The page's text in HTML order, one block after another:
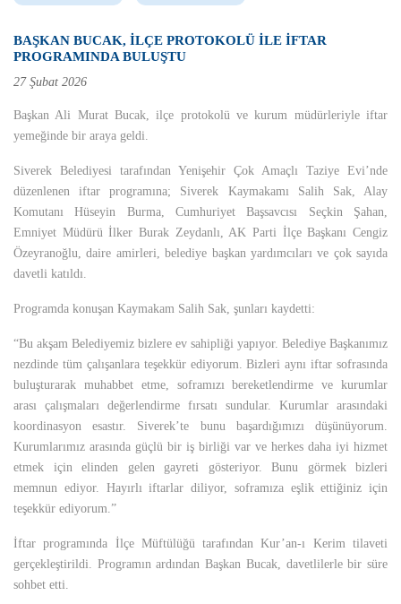
BAŞKAN BUCAK, İLÇE PROTOKOLÜ İLE İFTAR
PROGRAMINDA BULUŞTU
27 Şubat 2026
Başkan Ali Murat Bucak, ilçe protokolü ve kurum müdürleriyle iftar
yemeğinde bir araya geldi.
Siverek Belediyesi tarafından Yenişehir Çok Amaçlı Taziye Evi’nde
düzenlenen iftar programına; Siverek Kaymakamı Salih Sak, Alay
Komutanı Hüseyin Burma, Cumhuriyet Başsavcısı Seçkin Şahan,
Emniyet Müdürü İlker Burak Zeydanlı, AK Parti İlçe Başkanı Cengiz
Özeyranoğlu, daire amirleri, belediye başkan yardımcıları ve çok sayıda
davetli katıldı.
Programda konuşan Kaymakam Salih Sak, şunları kaydetti:
“Bu akşam Belediyemiz bizlere ev sahipliği yapıyor. Belediye Başkanımız
nezdinde tüm çalışanlara teşekkür ediyorum. Bizleri aynı iftar sofrasında
buluşturarak muhabbet etme, soframızı bereketlendirme ve kurumlar
arası çalışmaları değerlendirme fırsatı sundular. Kurumlar arasındaki
koordinasyon esastır. Siverek’te bunu başardığımızı düşünüyorum.
Kurumlarımız arasında güçlü bir iş birliği var ve herkes daha iyi hizmet
etmek için elinden gelen gayreti gösteriyor. Bunu görmek bizleri
memnun ediyor. Hayırlı iftarlar diliyor, soframıza eşlik ettiğiniz için
teşekkür ediyorum.”
İftar programında İlçe Müftülüğü tarafından Kur’an-ı Kerim tilaveti
gerçekleştirildi. Programın ardından Başkan Bucak, davetlilerle bir süre
sohbet etti.